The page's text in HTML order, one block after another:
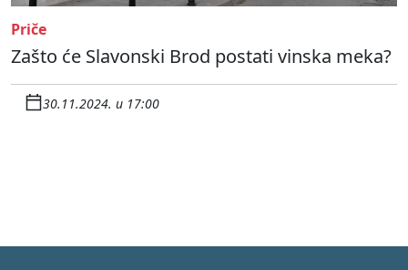
Priče
Zašto će Slavonski Brod postati vinska meka?
30.11.2024. u 17:00